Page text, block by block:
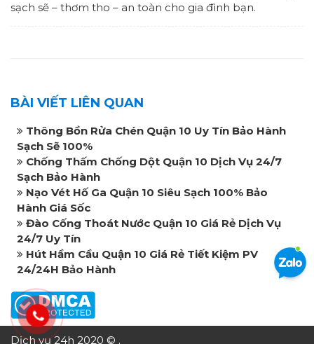
sạch sẽ – thơm tho – an toàn cho gia đình bạn.
BÀI VIẾT LIÊN QUAN
Thông Bồn Rửa Chén Quận 10 Uy Tín Bảo Hành
Sạch Sẽ 100%
Chống Thấm Chống Dột Quận 10 Dịch Vụ 24/7
Sạch Bảo Hành
Nạo Vét Hố Ga Quận 10 Siêu Sạch 100% Bảo
Hành Giá Sốc
Đào Cống Thoát Nước Quận 10 Giá Rẻ Dịch Vụ
24/7 Uy Tín
Hút Hầm Cầu Quận 10 Giá Rẻ Tiết Kiệm PV
24/24H Bảo Hành
Dịch vụ 24h 2020 © .